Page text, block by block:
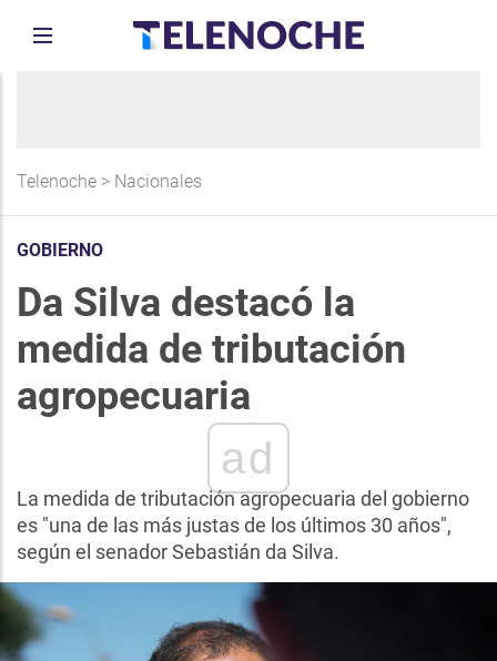
Telenoche > Nacionales
GOBIERNO
Da Silva destacó la
medida de tributación
agropecuaria
ad
La medida de tributación agropecuaria del gobierno
es "una de las más justas de los últimos 30 años",
según el senador Sebastián da Silva.